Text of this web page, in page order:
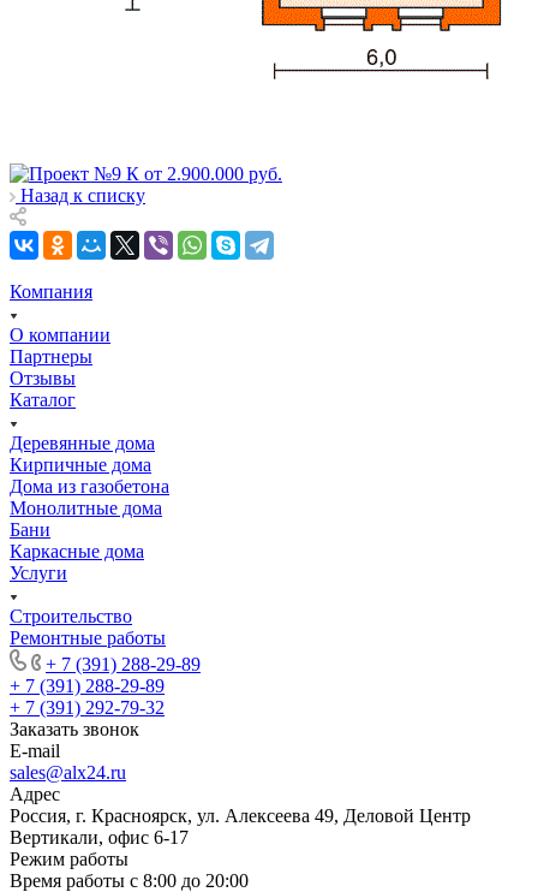
Назад к списку
Компания
О компании
Партнеры
Отзывы
Каталог
Деревянные дома
Кирпичные дома
Дома из газобетона
Монолитные дома
Бани
Каркасные дома
Услуги
Строительство
Ремонтные работы
+ 7 (391) 288-29-89
+ 7 (391) 288-29-89
+ 7 (391) 292-79-32
Заказать звонок
E-mail
sales@alx24.ru
Адрес
Россия, г. Красноярск, ул. Алексеева 49, Деловой Центр
Вертикали, офис 6-17
Режим работы
Время работы с 8:00 до 20:00